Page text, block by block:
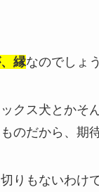
縁なのでしょ
クス犬とかそ
のだから、期
りもないわけ